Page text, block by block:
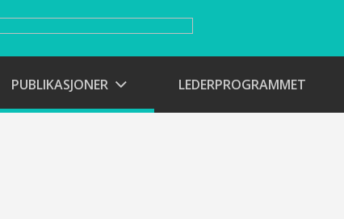
PUBLIKASJONER LEDERPROGRAMMET